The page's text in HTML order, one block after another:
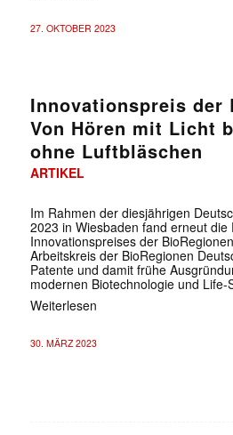
27. OKTOBER 2023
Innovationspreis der
Von Hören mit Licht
ohne Luftbläschen
ARTIKEL
Im Rahmen der diesjährigen
2023 in Wiesbaden fand erneut die
Innovationspreises der
Arbeitskreis der BioRegionen
Patente und damit frühe
modernen Biotechnologie und Life-
Weiterlesen
30. MÄRZ 2023